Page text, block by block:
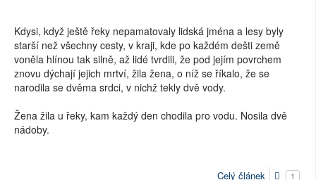
Kdysi, když ještě řeky nepamatovaly lidská jména a lesy byly
starší než všechny cesty, v kraji, kde po každém dešti země
voněla hlínou tak silně, až lidé tvrdili, že pod jejím povrchem
znovu dýchají jejich mrtví, žila žena, o níž se říkalo, že se
narodila se dvěma srdci, v nichž tekly dvě vody.
Žena žila u řeky, kam každý den chodila pro vodu. Nosila dvě
nádoby.
Celý článek 1